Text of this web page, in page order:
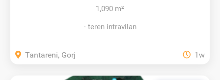
1,090 m²
teren intravilan
Tantareni, Gorj 1w